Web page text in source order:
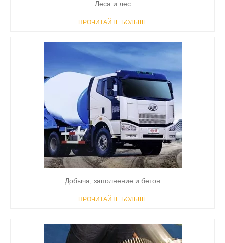
Леса и лес
ПРОЧИТАЙТЕ БОЛЬШЕ
Добыча, заполнение и бетон
ПРОЧИТАЙТЕ БОЛЬШЕ